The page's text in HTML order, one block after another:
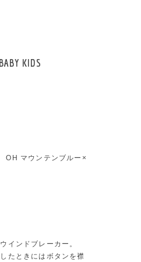
KIDS
OH マウンテンブルー×
インドブレーカー。
たときにはボタンを襟